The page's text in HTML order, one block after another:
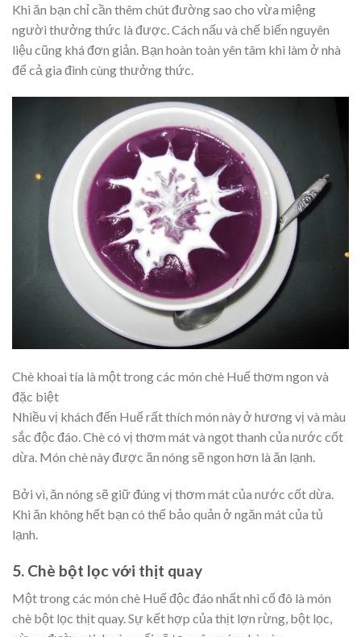
Khi ăn bạn chỉ cần thêm chút đường sao cho vừa miệng
người thưởng thức là được. Cách nấu và chế biến nguyên
liệu cũng khá đơn giản. Bạn hoàn toàn yên tâm khi làm ở nhà
để cả gia đình cùng thưởng thức.
Chè khoai tía là một trong các món chè Huế thơm ngon và
đặc biệt
Nhiều vị khách đến Huế rất thích món này ở hương vị và màu
sắc độc đáo. Chè có vị thơm mát và ngọt thanh của nước cốt
dừa. Món chè này được ăn nóng sẽ ngon hơn là ăn lạnh.
Bởi vì, ăn nóng sẽ giữ đúng vị thơm mát của nước cốt dừa.
Khi ăn không hết bạn có thể bảo quản ở ngăn mát của tủ
lạnh.
5. Chè bột lọc với thịt quay
Một trong các món chè Huế độc đáo nhất nhì cố đô là món
chè bột lọc thịt quay. Sự kết hợp của thịt lợn rừng, bột lọc,